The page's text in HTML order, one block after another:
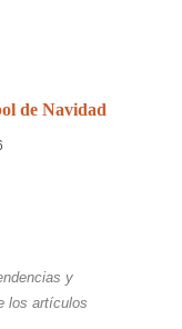
de Navidad
y
los artículos